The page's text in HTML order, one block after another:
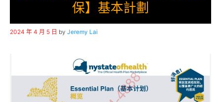
保】基本計劃
2024 年 4 月 5 日 by Jeremy Lai